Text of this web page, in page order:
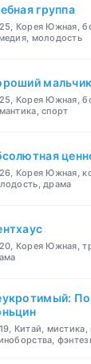
группа
Корея Южная,
молодость
мальчик
Корея Южная,
спорт
Корея Южная,
драма
Корея Южная,
Китай, мистика,